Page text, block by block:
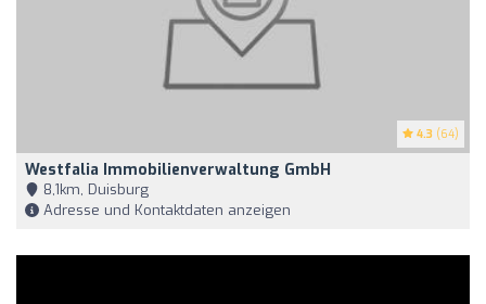
4.3 (64)
Westfalia Immobilienverwaltung GmbH
8,1km, Duisburg
Adresse und Kontaktdaten anzeigen